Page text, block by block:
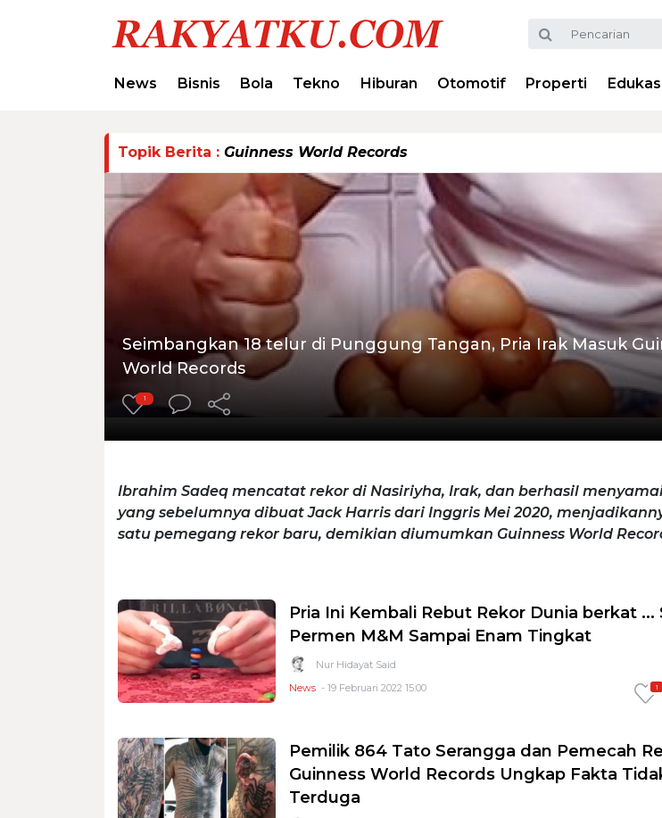
News Bisnis Bola Tekno Hiburan Otomotif Properti
Topik Berita : Guinness World Records
Seimbangkan 18 telur di Punggung Tangan, Pria Irak Masuk
World Records
1
Ibrahim Sadeq mencatat rekor di Nasiriyha, Irak, dan berhasil
yang sebelumnya dibuat Jack Harris dari Inggris Mei 2020,
satu pemegang rekor baru, demikian diumumkan Guinness World
Pria Ini Kembali Rebut Rekor Dunia berkat ...
Permen M&M Sampai Enam Tingkat
Nur Hidayat Said
News - 19 Februari 2022 15:00 1
Pemilik 864 Tato Serangga dan Pemecah
Guinness World Records Ungkap Fakta
Terduga